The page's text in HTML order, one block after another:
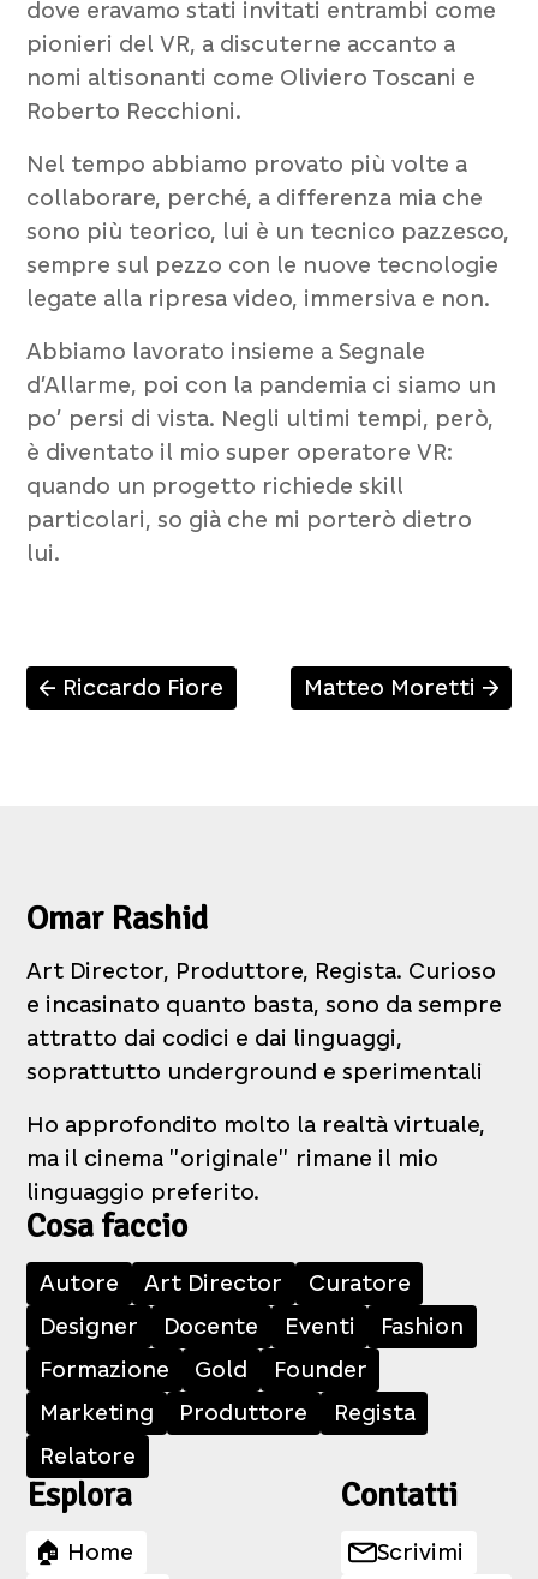
dove eravamo stati invitati entrambi come
pionieri del VR, a discuterne accanto a
nomi altisonanti come Oliviero Toscani e
Roberto Recchioni.
Nel tempo abbiamo provato più volte a
collaborare, perché, a differenza mia che
sono più teorico, lui è un tecnico pazzesco,
sempre sul pezzo con le nuove tecnologie
legate alla ripresa video, immersiva e non.
Abbiamo lavorato insieme aSegnale
d’Allarme, poi con la pandemia ci siamo un
po’ persi di vista. Negli ultimi tempi, però,
è diventato il mio super operatore VR:
quando un progetto richiede skill
particolari, so già che mi porterò dietro
lui.
↑ Riccardo Fiore Matteo Moretti ↑
Omar Rashid
Art Director, Produttore, Regista. Curioso
e incasinato quanto basta, sono da sempre
attratto dai codici e dai linguaggi,
soprattutto underground e sperimentali
Ho approfondito molto la realtà virtuale,
ma il cinema "originale" rimane il mio
linguaggio preferito.
Cosa faccio
Autore Art Director
Curatore
Designer
Docente Eventi
Fashion
Formazione
Gold
Founder
Marketing
Produttore
Regista
Relatore
Esplora
🏠 Home
Contatti
Scrivimi